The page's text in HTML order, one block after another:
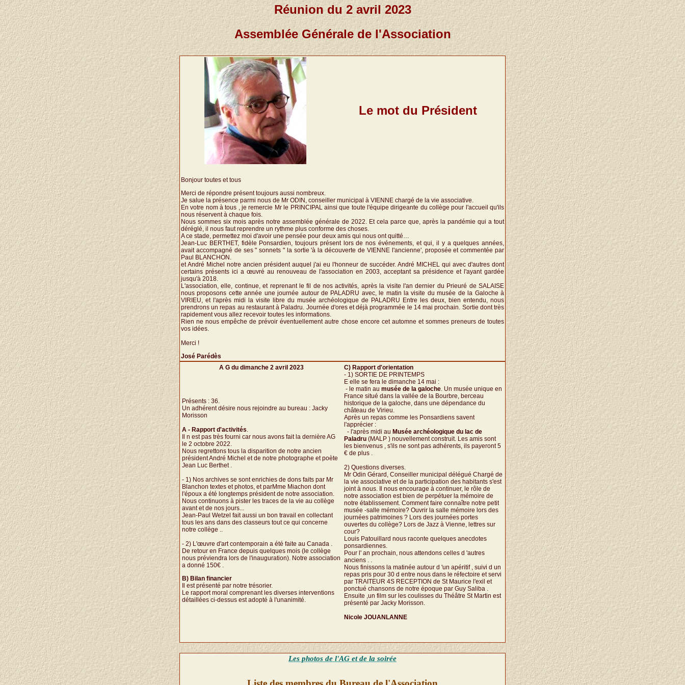
Réunion du 2 avril 2023
Assemblée Générale de l'Association
Le mot du Président
Bonjour toutes et tous
Merci de répondre présent toujours aussi nombreux.
Je salue la présence parmi nous de Mr ODIN, conseiller municipal à VIENNE chargé de la vie associative.
En votre nom à tous , je remercie Mr le PRINCIPAL ainsi que toute l'équipe dirigeante du collège pour l'accueil qu'ils
nous réservent à chaque fois.
Nous sommes six mois après notre assemblée générale de 2022. Et cela parce que, après la pandémie qui a tout
déréglé, il nous faut reprendre un rythme plus conforme des choses.
A ce stade, permettez moi d'avoir une pensée pour deux amis qui nous ont quitté…
Jean-Luc BERTHET, fidèle Ponsardien, toujours présent lors de nos événements, et qui, il y a quelques années,
avait accompagné de ses " sonnets " la sortie 'à la découverte de VIENNE l'ancienne', proposée et commentée par
Paul BLANCHON.
et André Michel notre ancien président auquel j'ai eu l'honneur de succéder. André MICHEL qui avec d'autres dont
certains présents ici a œuvré au renouveau de l'association en 2003, acceptant sa présidence et l'ayant gardée
jusqu'à 2018.
L'association, elle, continue, et reprenant le fil de nos activités, après la visite l'an dernier du Prieuré de SALAISE
nous proposons cette année une journée autour de PALADRU avec, le matin la visite du musée de la Galoche à
VIRIEU, et l'après midi la visite libre du musée archéologique de PALADRU Entre les deux, bien entendu, nous
prendrons un repas au restaurant à Paladru. Journée d'ores et déjà programmée le 14 mai prochain. Sortie dont très
rapidement vous allez recevoir toutes les informations.
Rien ne nous empêche de prévoir éventuellement autre chose encore cet automne et sommes preneurs de toutes
vos idées.
Merci !
José Parédès
A G du dimanche 2 avril 2023
Présents : 36.
Un adhérent désire nous rejoindre au bureau : Jacky
Morisson
A - Rapport d'activités.
Il n est pas très fourni car nous avons fait la dernière AG
le 2 octobre 2022.
Nous regrettons tous la disparition de notre ancien
président André Michel et de notre photographe et poète
Jean Luc Berthet .
- 1) Nos archives se sont enrichies de dons faits par Mr
Blanchon textes et photos, et parMme Miachon dont
l'époux a été longtemps président de notre association.
Nous continuons à pister les traces de la vie au collège
avant et de nos jours...
Jean-Paul Wetzel fait aussi un bon travail en collectant
tous les ans dans des classeurs tout ce qui concerne
notre collège ..
- 2) L'œuvre d'art contemporain a été faite au Canada .
De retour en France depuis quelques mois (le collège
nous préviendra lors de l'inauguration). Notre association
a donné 150€ .
B) Bilan financier
Il est présenté par notre trésorier.
Le rapport moral comprenant les diverses interventions
détaillées ci-dessus est adopté à l'unanimité.
C) Rapport d'orientation
- 1) SORTIE DE PRINTEMPS
E elle se fera le dimanche 14 mai :
- le matin au musée de la galoche. Un musée unique en
France situé dans la vallée de la Bourbre, berceau
historique de la galoche, dans une dépendance du
château de Virieu.
Après un repas comme les Ponsardiens savent
l'apprécier :
- l'après midi au Musée archéologique du lac de
Paladru (MALP ) nouvellement construit. Les amis sont
les bienvenus , s'ils ne sont pas adhérents, ils payeront 5
€ de plus .
2) Questions diverses.
Mr Odin Gérard, Conseiller municipal délégué Chargé de
la vie associative et de la participation des habitants s'est
joint à nous. Il nous encourage à continuer, le rôle de
notre association est bien de perpétuer la mémoire de
notre établissement. Comment faire connaître notre petit
musée -salle mémoire? Ouvrir la salle mémoire lors des
journées patrimoines ? Lors des journées portes
ouvertes du collège? Lors de Jazz à Vienne, lettres sur
cour?
Louis Patouillard nous raconte quelques anecdotes
ponsardiennes.
Pour l' an prochain, nous attendons celles d 'autres
anciens . .
Nous finissons la matinée autour d 'un apéritif , suivi d un
repas pris pour 30 d entre nous dans le réfectoire et servi
par TRAITEUR 4S RECEPTION de St Maurice l'exil et
ponctué chansons de notre époque par Guy Saliba .
Ensuite ,un film sur les coulisses du Théâtre St Martin est
présenté par Jacky Morisson.
Nicole JOUANLANNE
Les photos de l'AG et de la soirée